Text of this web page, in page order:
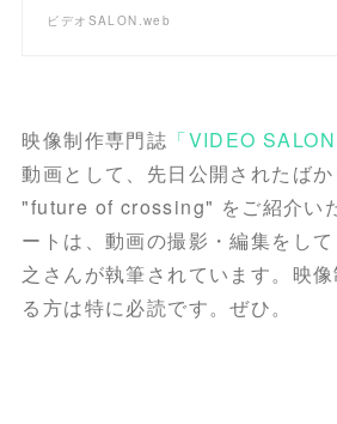
ビデオSALON.web
映像制作専門誌 「VIDEO
動画として、先日公開されたば
"future of crossing" をご紹介い
ートは、動画の撮影・編集をし
之さんが執筆されています。映
る方は特に必読です。ぜひ。